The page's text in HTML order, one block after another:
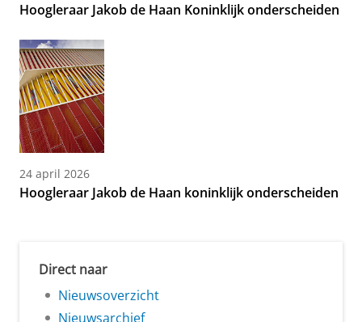
Hoogleraar Jakob de Haan Koninklijk onderscheiden
24 april 2026
Hoogleraar Jakob de Haan koninklijk onderscheiden
Direct naar
Nieuwsoverzicht
Nieuwsarchief